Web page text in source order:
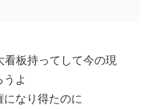
板持ってして今の現
よ
なり得たのに